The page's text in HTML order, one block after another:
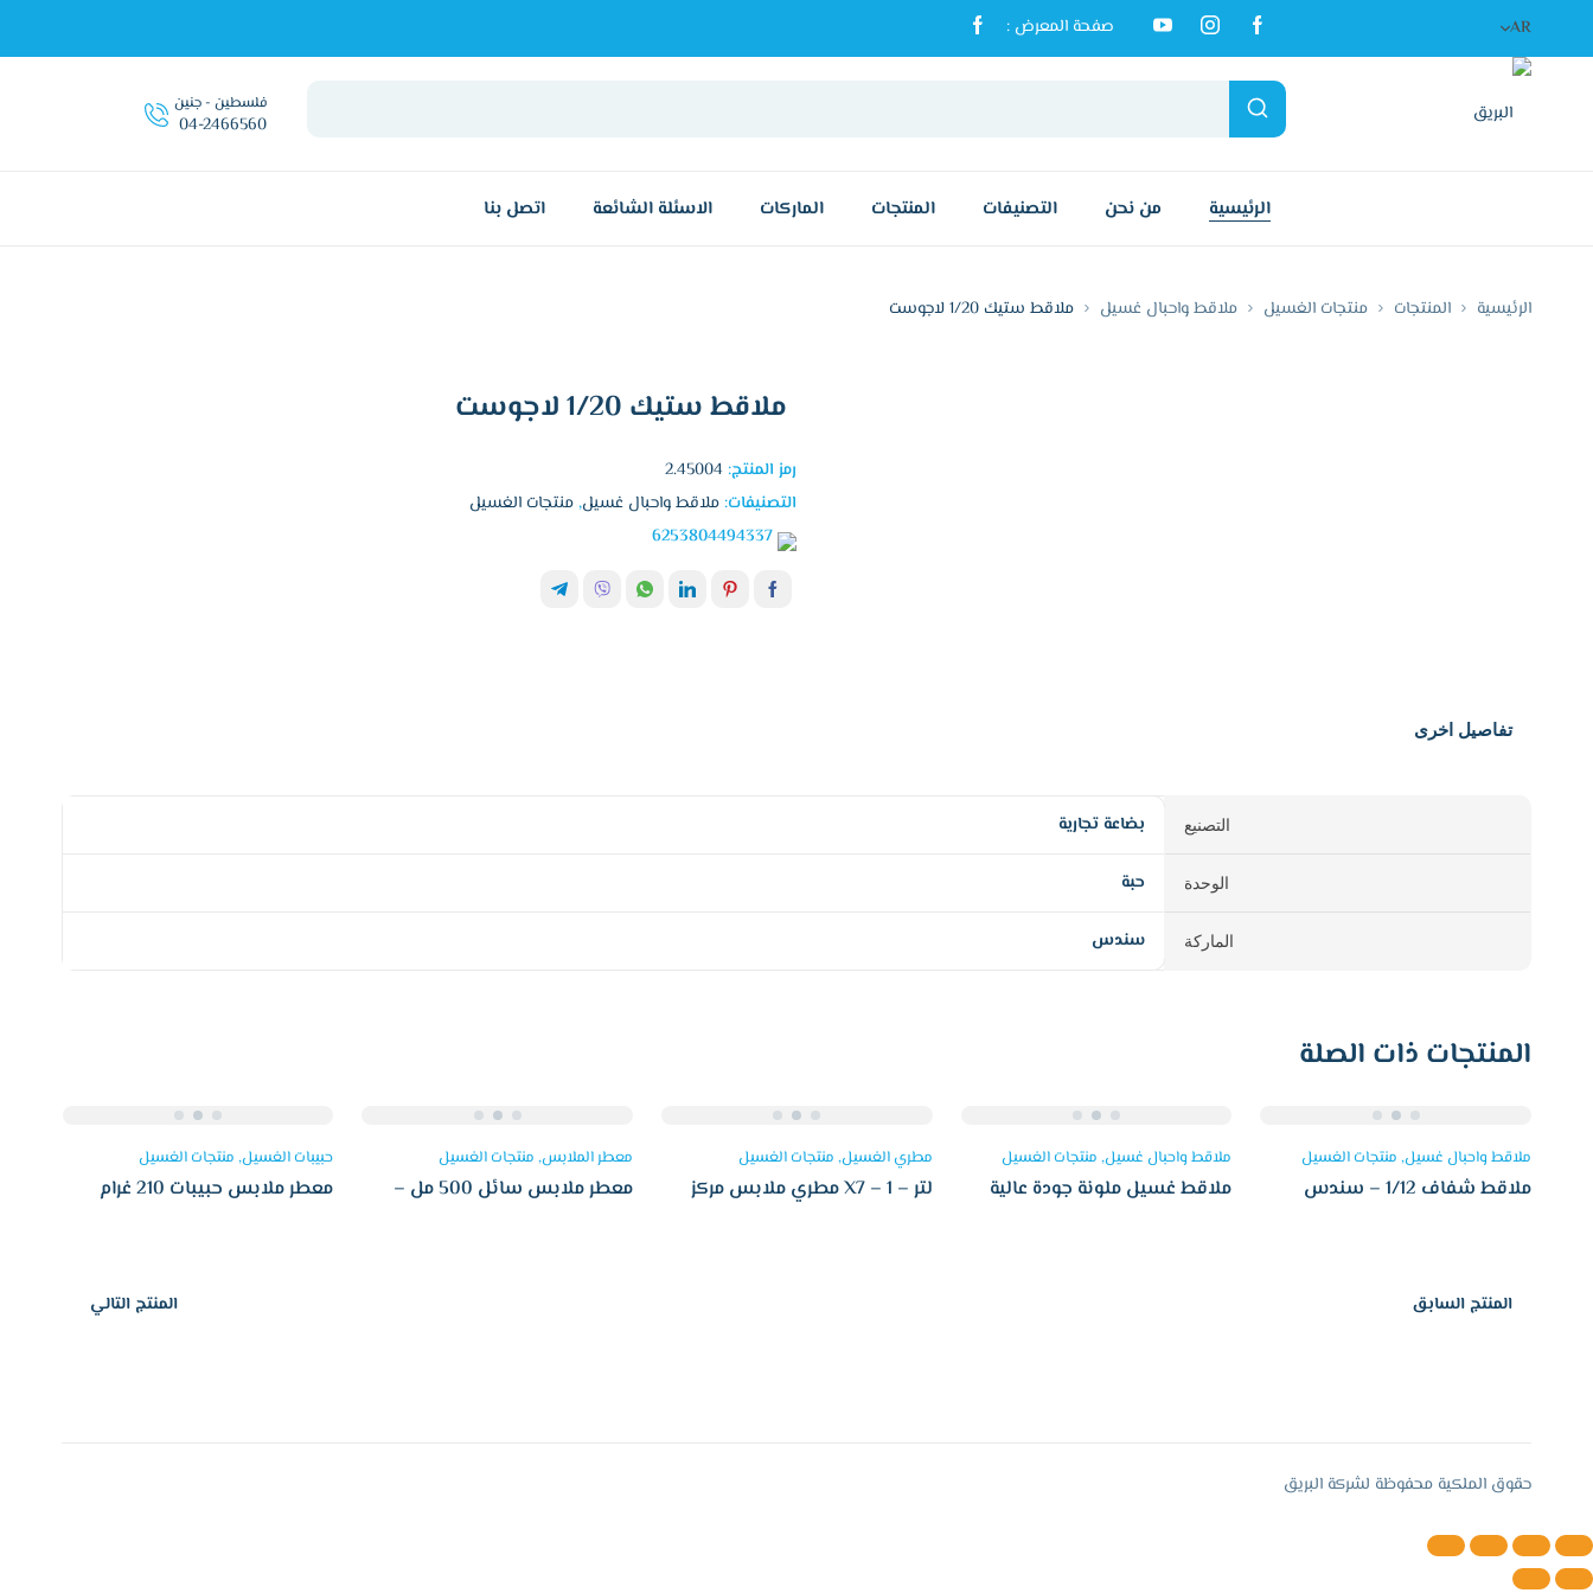
صفحة المعرض : AR
فلسطين - جنين
04-2466560
الرئيسية من نحن التصنيفات المنتجات الماركات الاسئلة الشائعة اتصل بنا
الرئيسية المنتجات منتجات الغسيل ملاقط واحبال غسيل ملاقط ستيك 1/20 لاجوست
ملاقط ستيك 1/20 لاجوست
رمز المنتج: 2.45004
التصنيفات: ملاقط واحبال غسيل,منتجات الغسيل
تفاصيل اخرى
التصنيع بضاعة تجارية
الوحدة حبة
الماركة سندس
المنتجات ذات الصلة
حبيبات الغسيل منتجات الغسيل
معطر ملابس حبيبات 210 غرام
معطر الملابس منتجات الغسيل
معطر ملابس سائل 500 مل –
مطري الغسيل منتجات الغسيل
مطري ملابس مركز X7 – 1 لتر –
ملاقط واحبال غسيل منتجات الغسيل
ملاقط غسيل ملونة جودة عالية
ملاقط واحبال غسيل منتجات الغسيل
ملاقط شفاف 1/12 – سندس
المنتج السابق المنتج التالي
حقوق الملكية محفوظة لشركة البريق